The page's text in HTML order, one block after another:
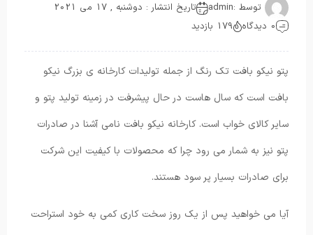
توسط :admin
تاریخ انتشار : دوشنبه , 17 می 2021
0 دیدگاه
179 بازدید
پتو نیکو بافت تک رنگ از جمله تولیدات کارخانه ی بزرگ نیکو
بافت است که سال هاست در حال پیشرفت در زمینه تولید پتو و
سایر کالای خواب است. کارخانه نیکو بافت نامی آشنا در صادرات
پتو نیز به شمار می رود چرا که محصولات با کیفیت این شرکت
برای صادرات بسیار پر سود هستند.
آیا می خواهید پس از یک روز سخت کاری کمی به خود استراحت